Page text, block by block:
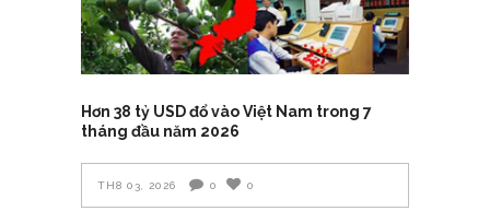
Hơn 38 tỷ USD đổ vào Việt Nam trong 7
tháng đầu năm 2026
TH8 03, 2026 0 0